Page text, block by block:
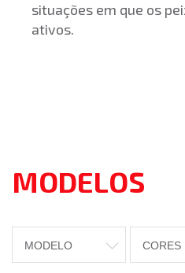
situações em que os
ativos.
MODELOS
MODELO CORES